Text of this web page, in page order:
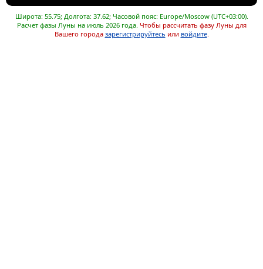
Широта: 55.75; Долгота: 37.62; Часовой пояс: Europe/Moscow (UTC+03:00).
Расчет фазы Луны на июль 2026 года. Чтобы рассчитать фазу Луны для
Вашего города зарегистрируйтесь или войдите.